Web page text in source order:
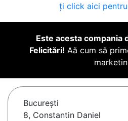
ți click aici
Este acesta compania
Felicitări! Aă cum să
Bucureşti
8, Constantin Daniel